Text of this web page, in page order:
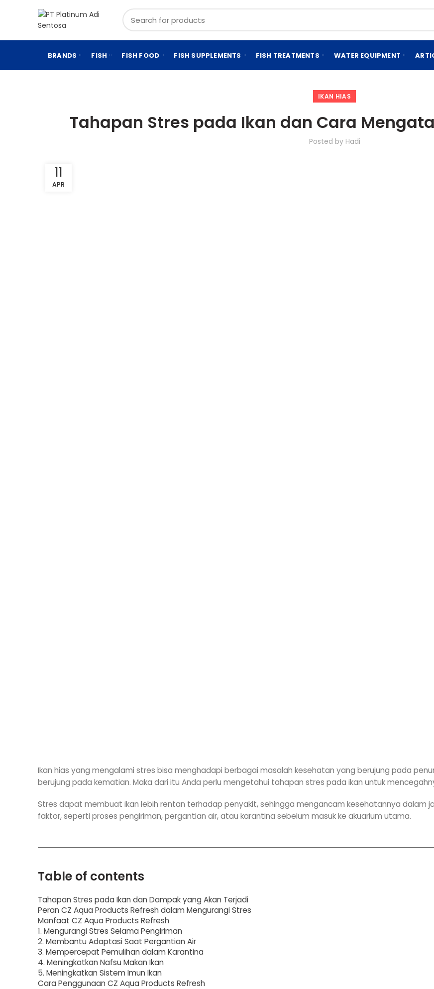
BRANDS FISH FISH FOOD FISH SUPPLEMENTS FISH TREATMENTS WATER EQUIPMENT
IKAN HIAS
Tahapan Stres pada Ikan dan Cara
Posted by Hadi
11
APR
Ikan hias yang mengalami stres bisa menghadapi berbagai masalah kesehatan yang berujung pada
berujung pada kematian. Maka dari itu Anda perlu mengetahui tahapan stres pada ikan untuk
Stres dapat membuat ikan lebih rentan terhadap penyakit, sehingga mengancam kesehatannya dalam
faktor, seperti proses pengiriman, pergantian air, atau karantina sebelum masuk ke akuarium utama.
Table of contents
Tahapan Stres pada Ikan dan Dampak yang Akan Terjadi
Peran CZ Aqua Products Refresh dalam Mengurangi Stres
Manfaat CZ Aqua Products Refresh
1. Mengurangi Stres Selama Pengiriman
2. Membantu Adaptasi Saat Pergantian Air
3. Mempercepat Pemulihan dalam Karantina
4. Meningkatkan Nafsu Makan Ikan
5. Meningkatkan Sistem Imun Ikan
Cara Penggunaan CZ Aqua Products Refresh